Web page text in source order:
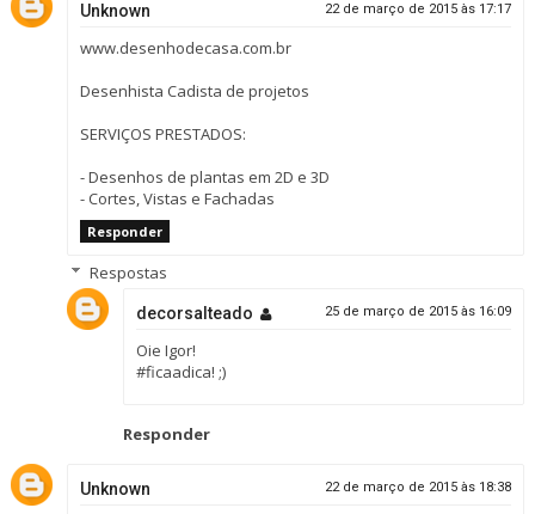
Unknown 22 de março de 2015 às 17:17
www.desenhodecasa.com.br
Desenhista Cadista de projetos
SERVIÇOS PRESTADOS:
- Desenhos de plantas em 2D e 3D
- Cortes, Vistas e Fachadas
Responder
Respostas
decorsalteado 25 de março de 2015 às 16:09
Oie Igor!
#ficaadica! ;)
Responder
Unknown 22 de março de 2015 às 18:38